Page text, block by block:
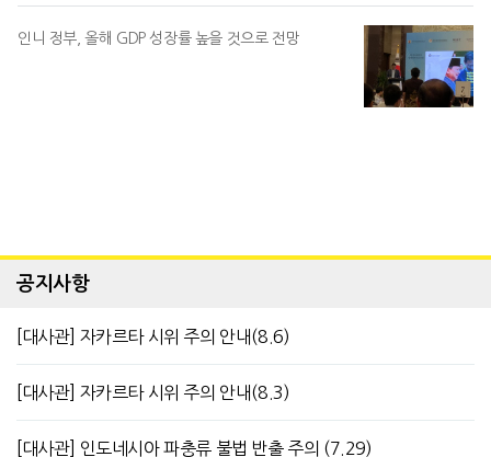
인니 정부, 올해 GDP 성장률 높을 것으로 전망
공지사항
[대사관] 자카르타 시위 주의 안내(8.6)
[대사관] 자카르타 시위 주의 안내(8.3)
[대사관] 인도네시아 파충류 불법 반출 주의 (7.29)